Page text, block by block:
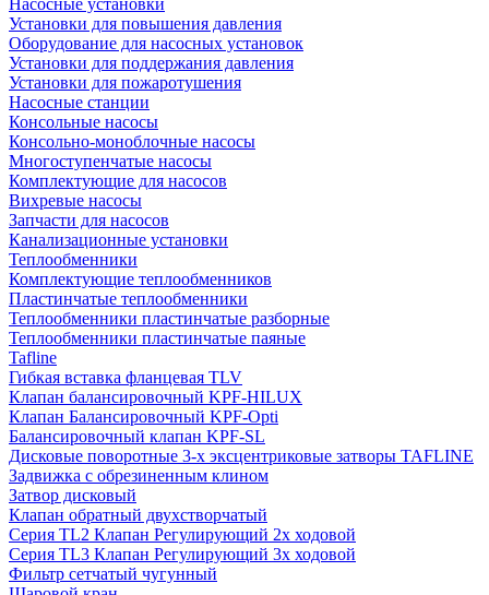
Насосные установки
Установки для повышения давления
Оборудование для насосных установок
Установки для поддержания давления
Установки для пожаротушения
Насосные станции
Консольные насосы
Консольно-моноблочные насосы
Многоступенчатые насосы
Комплектующие для насосов
Вихревые насосы
Запчасти для насосов
Канализационные установки
Теплообменники
Комплектующие теплообменников
Пластинчатые теплообменники
Теплообменники пластинчатые разборные
Теплообменники пластинчатые паяные
Tafline
Гибкая вставка фланцевая TLV
Клапан балансировочный KPF-HILUX
Клапан Балансировочный KPF-Opti
Балансировочный клапан KPF-SL
Дисковые поворотные 3-х эксцентриковые затворы TAFLINE
Задвижка с обрезиненным клином
Затвор дисковый
Клапан обратный двухстворчатый
Серия TL2 Клапан Регулирующий 2х ходовой
Серия TL3 Клапан Регулирующий 3х ходовой
Фильтр сетчатый чугунный